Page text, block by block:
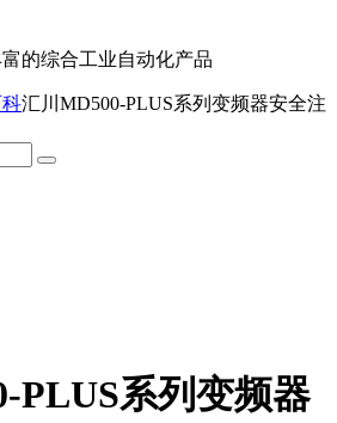
的综合工业自动化产品
汇川MD500-PLUS系列变频器安全注
PLUS系列变频器